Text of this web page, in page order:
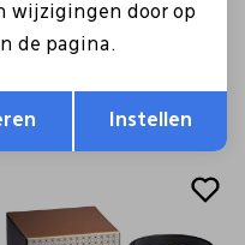
Rebul
Opslaan
wijzigingen door op
de pagina.
Instellen